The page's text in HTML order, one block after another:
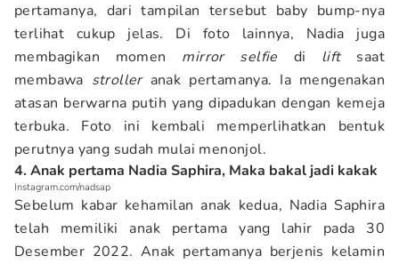
pertamanya, dari tampilan tersebut baby bump-nya
terlihat cukup jelas. Di foto lainnya, Nadia juga
membagikan momen mirror selfie di lift saat
membawa strolleranak pertamanya. Ia mengenakan
atasan berwarna putih yang dipadukan dengan kemeja
terbuka. Foto ini kembali memperlihatkan bentuk
perutnya yang sudah mulai menonjol.
4. Anak pertama Nadia Saphira, Maka bakal jadi kakak
Instagram.com/nadsap
Sebelum kabar kehamilan anak kedua, Nadia Saphira
telah memiliki anak pertama yang lahir pada 30
Desember 2022. Anak pertamanya berjenis kelamin